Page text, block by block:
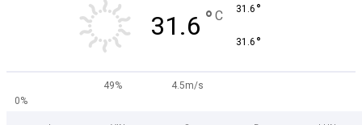
31.6 ° C 31.6 °
31.6 °
49%
4.5m/s
0%